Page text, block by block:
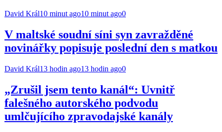
David Král10 minut ago10 minut ago0
V maltské soudní síni syn zavražděné
novinářky popisuje poslední den s matkou
David Král13 hodin ago13 hodin ago0
„Zrušil jsem tento kanál“: Uvnitř
falešného autorského podvodu
umlčujícího zpravodajské kanály